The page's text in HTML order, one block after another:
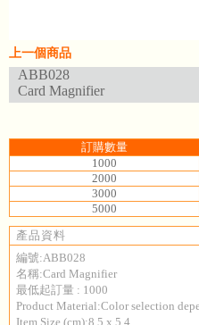
上一個商品
ABB028
Card Magnifier
訂購數量
1000
2000
3000
5000
產品資料
編號:ABB028
名稱:Card Magnifier
最低起訂量 : 1000
Product Material:Color selection
Item Size (cm):8.5 x 5.4